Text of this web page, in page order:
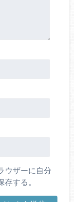
ウザーに自分
する。